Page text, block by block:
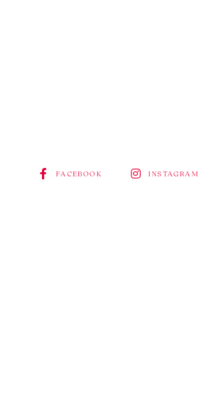
FACEBOOK INSTAGRAM